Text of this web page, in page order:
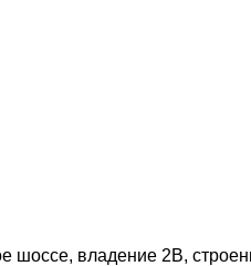
шоссе, владение 2В,